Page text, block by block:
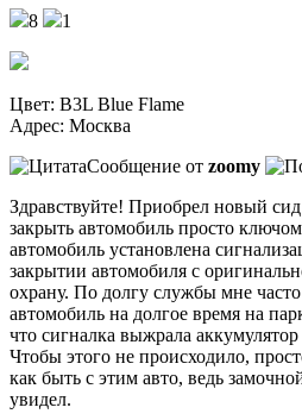
8 1
Цвет: B3L Blue Flame
Адрес: Москва
Сообщение от zoomy
Здравствуйте! Приобрел новый
закрыть автомобиль просто
автомобиль установлена
закрытии автомобиля с
охрану. По долгу службы мне часто
автомобиль на долгое время на
что сигналка выжрала
Чтобы этого не происходило,
как быть с этим авто, ведь
увидел.